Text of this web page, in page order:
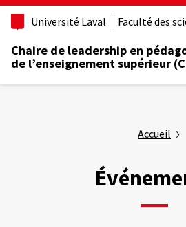
Aller
principal
Université Laval Faculté des
Chaire de leadership en
de l’enseignement supérieur
Accueil